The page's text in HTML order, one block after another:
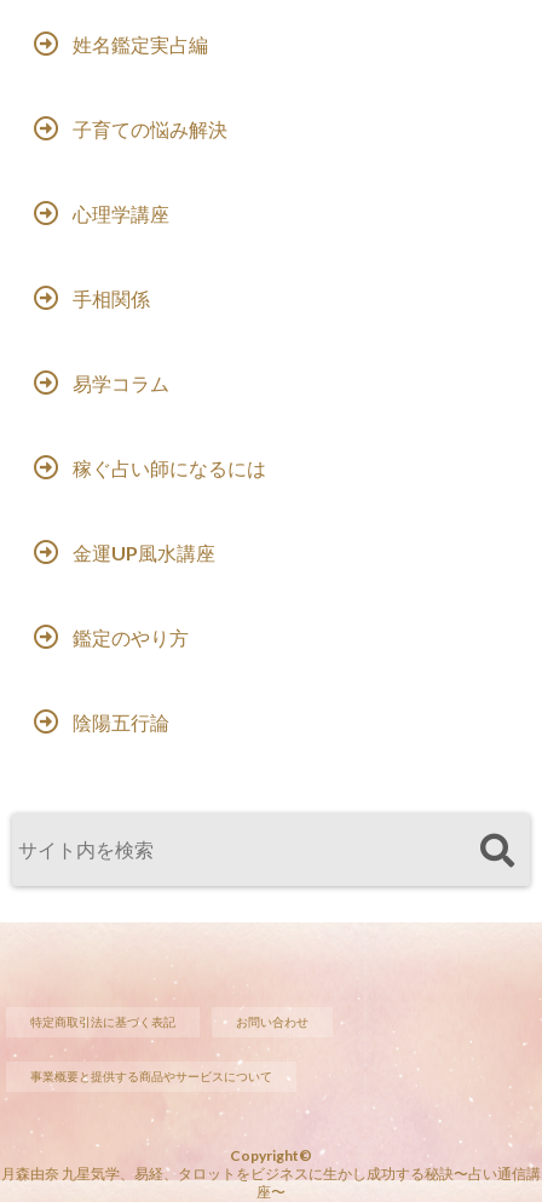
姓名鑑定実占編
子育ての悩み解決
心理学講座
手相関係
易学コラム
稼ぐ占い師になるには
金運UP風水講座
鑑定のやり方
陰陽五行論
特定商取引法に基づく表記 お問い合わせ
事業概要と提供する商品やサービスについて
Copyright©
月森由奈 九星気学、易経、タロットをビジネスに生かし成功する秘訣〜占い通信講
座〜